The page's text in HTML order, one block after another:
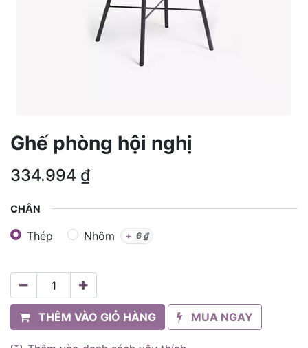
Ghế phòng hội nghị
334.994 ₫
CHÂN
Thép Nhôm + 6 ₫
THÊM VÀO GIỎ HÀNG MUA NGAY